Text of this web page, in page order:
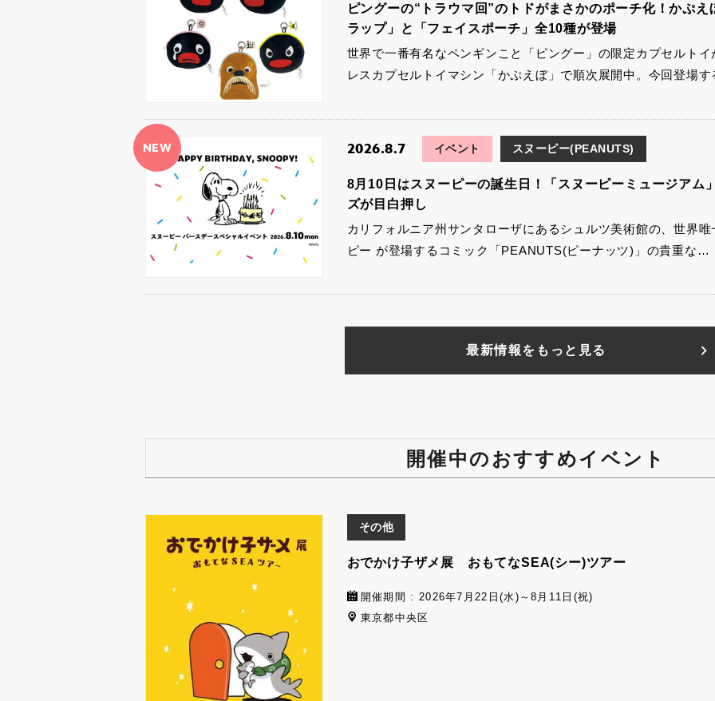
ピングーの“トラウマ回”のトドがまさかのポーチ化！かぷ
ラップ」と「フェイスポーチ」全10種が登場
世界で一番有名なペンギンこと「ピングー」の限定カプセルト
レスカプセルトイマシン「かぷえぼ」で順次展開中。今回登場
NEW 2026.8.7 イベント スヌーピー(PEANUTS)
8月10日はスヌーピーの誕生日！「スヌーピーミュージアム
ズが目白押し
カリフォルニア州サンタローザにあるシュルツ美術館の、世界
ピー が登場するコミック「PEANUTS(ピーナッツ)」の貴重な…
最新情報をもっと見る
開催中のおすすめイベント
その他
おでかけ子ザメ展 おもてなSEA(シー)ツアー
開催期間 : 2026年7月22日(水)～8月11日(祝)
東京都中央区